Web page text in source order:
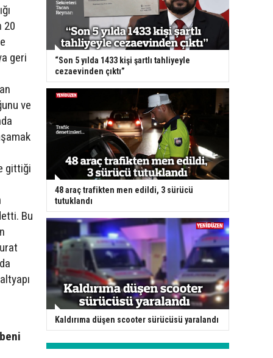
20
geri
ve
gittiği
Bu
“Son 5 yılda 1433 kişi şartlı tahliyeyle
cezaevinden çıktı”
48 araç trafikten men edildi, 3 sürücü
tutuklandı
Kaldırıma düşen scooter sürücüsü yaralandı